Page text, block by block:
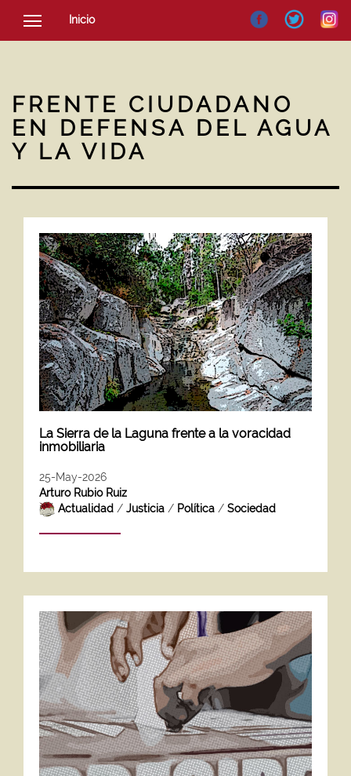
Inicio
SOCIEDAD
NOTICIAS
FRENTE CIUDADANO
EN DEFENSA DEL AGUA
Y LA VIDA
La Sierra de la Laguna frente a la voracidad
inmobiliaria
25-May-2026
Arturo Rubio Ruiz
Actualidad /Justicia / Política /Sociedad